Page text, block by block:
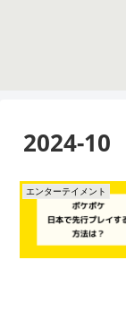
2024-10
エンターテイメント